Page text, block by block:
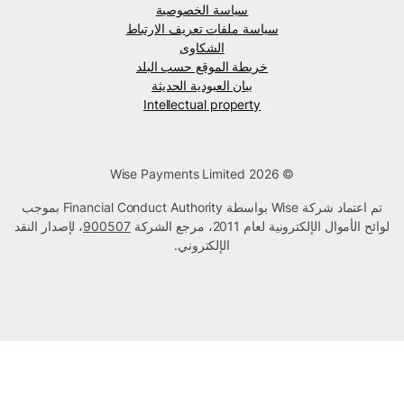
سياسة الخصوصية
سياسة ملفات تعريف الارتباط
الشكاوى
خريطة الموقع حسب البلد
بيان العبودية الحديثة
Intellectual property
تم اعتماد شركة Wise بواسطة Financial Conduct Authority بموجب
لوائح الأموال الإلكترونية لعام 2011، مرجع الشركة
900507، لإصدار النقد
الإلكتروني.